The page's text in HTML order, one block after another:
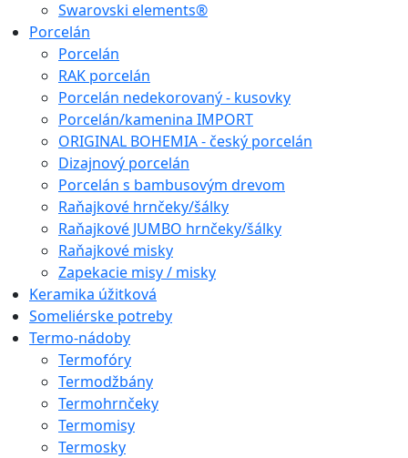
Swarovski elements®
Porcelán
Porcelán
RAK porcelán
Porcelán nedekorovaný - kusovky
Porcelán/kamenina IMPORT
ORIGINAL BOHEMIA - český porcelán
Dizajnový porcelán
Porcelán s bambusovým drevom
Raňajkové hrnčeky/šálky
Raňajkové JUMBO hrnčeky/šálky
Raňajkové misky
Zapekacie misy / misky
Keramika úžitková
Someliérske potreby
Termo-nádoby
Termofóry
Termodžbány
Termohrnčeky
Termomisy
Termosky